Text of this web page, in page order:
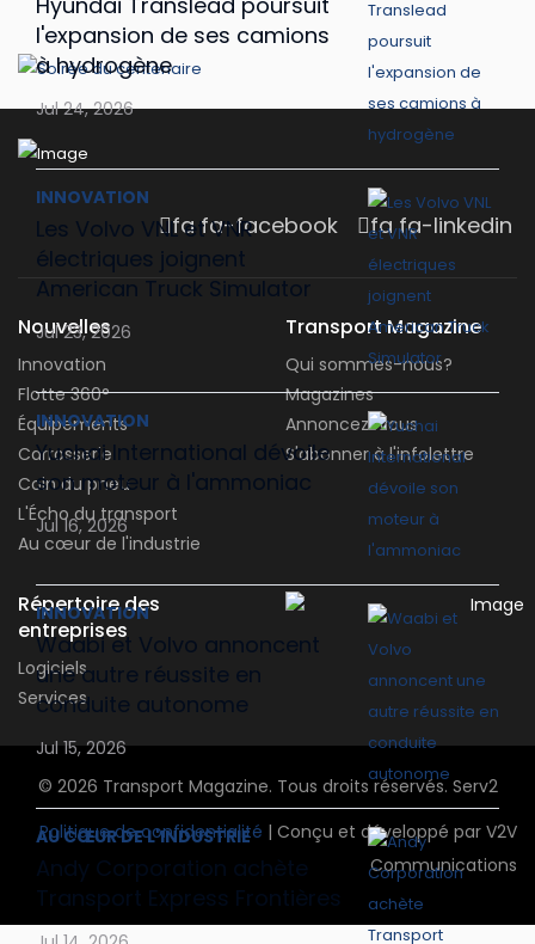
l'expansion de ses camions
à hydrogène
Jul 24, 2026
INNOVATION
Les Volvo VNL et VNR
électriques joignent
American Truck Simulator
Jul 23, 2026
INNOVATION
Yuchai International dévoile
son moteur à l'ammoniac
Jul 16, 2026
INNOVATION
Waabi et Volvo annoncent
une autre réussite en
conduite autonome
Jul 15, 2026
AU CŒUR DE L'INDUSTRIE
Andy Corporation achète
Transport Express Frontières
fa fa-facebook fa fa-linkedin
Nouvelles
Innovation
Flotte 360°
Équipements
Carrosserie
Coin du pneu
L'Écho du transport
Au cœur de l'industrie
Transport Magazine
Qui sommes-nous?
Magazines
Annoncez-vous
S'abonner à l'infolettre
Répertoire des
entreprises
Logiciels
Services
© 2026 Transport Magazine. Tous droits réservés. Serv2
Politique de confidentialité | Conçu et développé par V2V
Communications